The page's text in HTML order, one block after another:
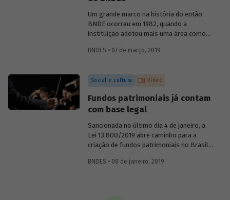
teve o S de "social" incorporado a sua
sigla nos anos 1980.
Um grande marco na história do então
BNDE ocorreu em 1982, quando a
instituição adotou mais uma área como
Banco Nacional de Desenvolvimento
resolveram os problemas sociais, ao
contrário, eles pareciam ter se agravado
no país. Era preciso conciliar
desenvolvimento econômico e
desenvolvimento social. Conheça um
pouco sobre a atuação da instituição na
promoção da inclusão social ao longo de
sua história.
BNDES • 07 de março, 2019
Social e cultura Vídeo
Fundos patrimoniais já contam
com base legal
Sancionada no último dia 4 de janeiro, a
Lei 13.800/2019 abre caminho para a
criação de fundos patrimoniais no Brasil.
trabalho de discussão do tema e
BNDES • 08 de janeiro, 2019